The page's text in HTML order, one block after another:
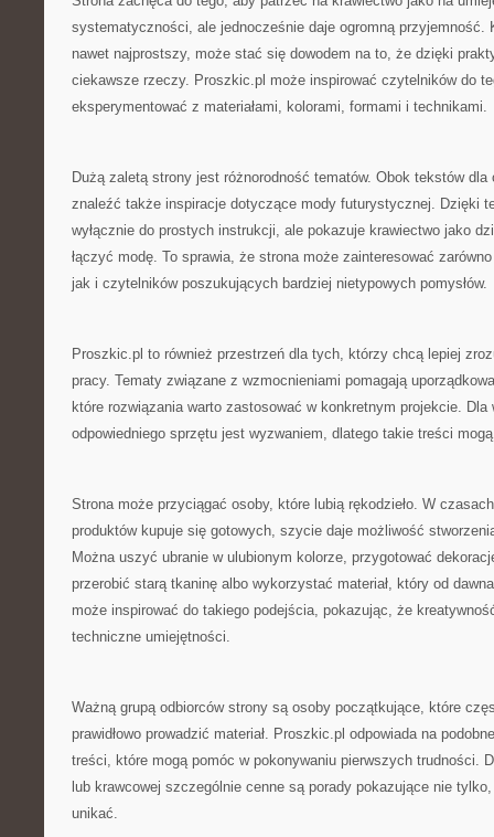
systematyczności, ale jednocześnie daje ogromną przyjemność.
nawet najprostszy, może stać się dowodem na to, że dzięki
ciekawsze rzeczy. Proszkic.pl może inspirować czytelników do
eksperymentować z materiałami, kolorami, formami i technikami.
Dużą zaletą strony jest różnorodność tematów. Obok tekstów
znaleźć także inspiracje dotyczące mody futurystycznej. Dzięki
wyłącznie do prostych instrukcji, ale pokazuje krawiectwo jako
łączyć modę. To sprawia, że strona może zainteresować
jak i czytelników poszukujących bardziej nietypowych pomysłów.
Proszkic.pl to również przestrzeń dla tych, którzy chcą lepiej
pracy. Tematy związane z wzmocnieniami pomagają
które rozwiązania warto zastosować w konkretnym projekcie. Dla
odpowiedniego sprzętu jest wyzwaniem, dlatego takie treści
Strona może przyciągać osoby, które lubią rękodzieło. W
produktów kupuje się gotowych, szycie daje możliwość
Można uszyć ubranie w ulubionym kolorze, przygotować
przerobić starą tkaninę albo wykorzystać materiał, który od
może inspirować do takiego podejścia, pokazując, że
techniczne umiejętności.
Ważną grupą odbiorców strony są osoby początkujące, które
prawidłowo prowadzić materiał. Proszkic.pl odpowiada na
treści, które mogą pomóc w pokonywaniu pierwszych trudności.
lub krawcowej szczególnie cenne są porady pokazujące nie
unikać.